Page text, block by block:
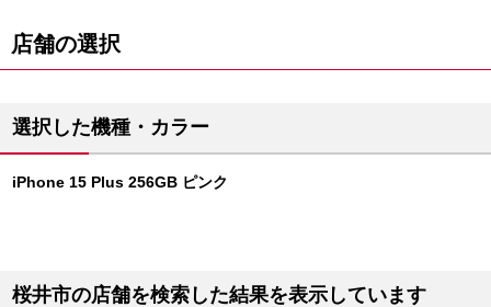
店舗の選択
選択した機種・カラー
iPhone 15 Plus 256GB ピンク
桜井市の店舗を検索した結果を表示しています